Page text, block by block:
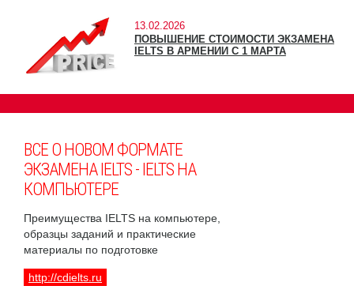
13.02.2026
ПОВЫШЕНИЕ СТОИМОСТИ ЭКЗАМЕНА
IELTS В АРМЕНИИ С 1 МАРТА
ВСЕ О НОВОМ ФОРМАТЕ
ЭКЗАМЕНА IELTS - IELTS НА
КОМПЬЮТЕРЕ
Преимущества IELTS на компьютере,
образцы заданий и практические
материалы по подготовке
http://cdielts.ru